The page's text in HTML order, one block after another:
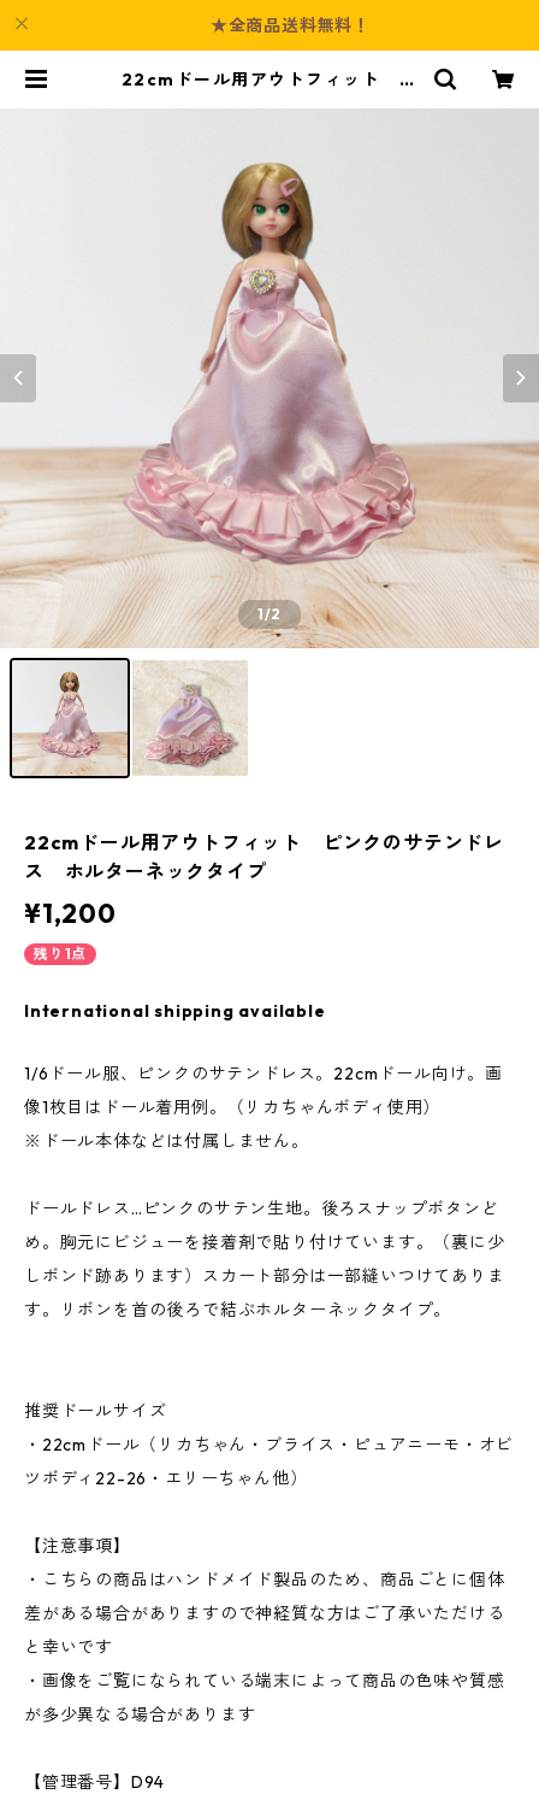
★全商品送料無料！
22cmドール用アウトフィット ピ
1/2
22cmドール用アウトフィット ピンクのサテンドレ
ス ホルターネックタイプ
¥1,200
残り1点
International shipping available
1/6ドール服、ピンクのサテンドレス。22cmドール向け。画
像1枚目はドール着用例。（リカちゃんボディ使用）
※ドール本体などは付属しません。
ドールドレス…ピンクのサテン生地。後ろスナップボタンど
め。胸元にビジューを接着剤で貼り付けています。（裏に少
しボンド跡あります）スカート部分は一部縫いつけてありま
す。リボンを首の後ろで結ぶホルターネックタイプ。
推奨ドールサイズ
・22cmドール（リカちゃん・ブライス・ピュアニーモ・オビ
ツボディ22-26・エリーちゃん他）
【注意事項】
・こちらの商品はハンドメイド製品のため、商品ごとに個体
差がある場合がありますので神経質な方はご了承いただける
と幸いです
・画像をご覧になられている端末によって商品の色味や質感
が多少異なる場合があります
【管理番号】D94